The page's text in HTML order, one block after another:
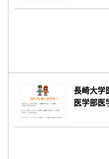
長崎大学
医学部